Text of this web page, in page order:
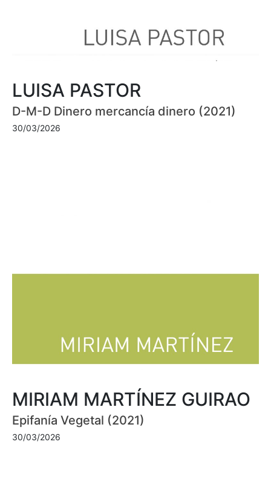
LUISA PASTOR
D-M-D Dinero mercancía dinero (2021)
30/03/2026
MIRIAM MARTÍNEZ GUIRAO
Epifanía Vegetal (2021)
30/03/2026